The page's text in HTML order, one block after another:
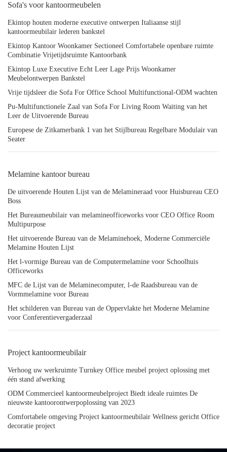
Sofa's voor kantoormeubelen
Ekintop houten moderne executive ontwerpen Italiaanse stijl
kantoormeubilair lederen bankstel
Ekintop Kantoor Woonkamer Sectioneel Comfortabele openbare ruimte
Combinatie Vrijetijdsruimte Kantoorbank
Ekintop Luxe Executive Echt Leer Lage Prijs Woonkamer
Meubelontwerpen Bankstel
Vrije tijdsleer die Sofa For Office School Multifunctional-ODM wachten
Pu-Multifunctionele Zaal van Sofa For Living Room Waiting van het
Leer de Uitvoerende Bureau
Europese de Zitkamerbank 1 van het Stijlbureau Regelbare Modulair van
Seater
Melamine kantoor bureau
De uitvoerende Houten Lijst van de Melamineraad voor Huisbureau CEO
Boss
Het Bureaumeubilair van melamineofficeworks voor CEO Office Room
Multipurpose
Het uitvoerende Bureau van de Melaminehoek, Moderne Commerciële
Melamine Houten Lijst
Het l-vormige Bureau van de Computermelamine voor Schoolhuis
Officeworks
MFC de Lijst van de Melaminecomputer, l-de Raadsbureau van de
Vormmelamine voor Bureau
Het schilderen van Bureau van de Oppervlakte het Moderne Melamine
voor Conferentievergaderzaal
Project kantoormeubilair
Verhoog uw werkruimte Turnkey Office meubel project oplossing met
één stand afwerking
ODM Commercieel kantoormeubelproject Biedt ideale ruimtes De
nieuwste kantoorontwerpoplossing van 2023
Comfortabele omgeving Project kantoormeubilair Wellness gericht Office
decoratie project